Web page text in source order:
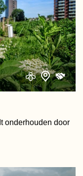
onderhouden door